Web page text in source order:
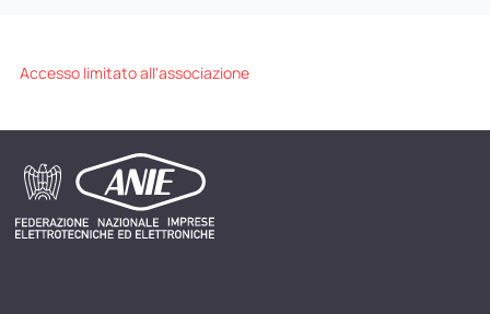
Accesso limitato all'associazione